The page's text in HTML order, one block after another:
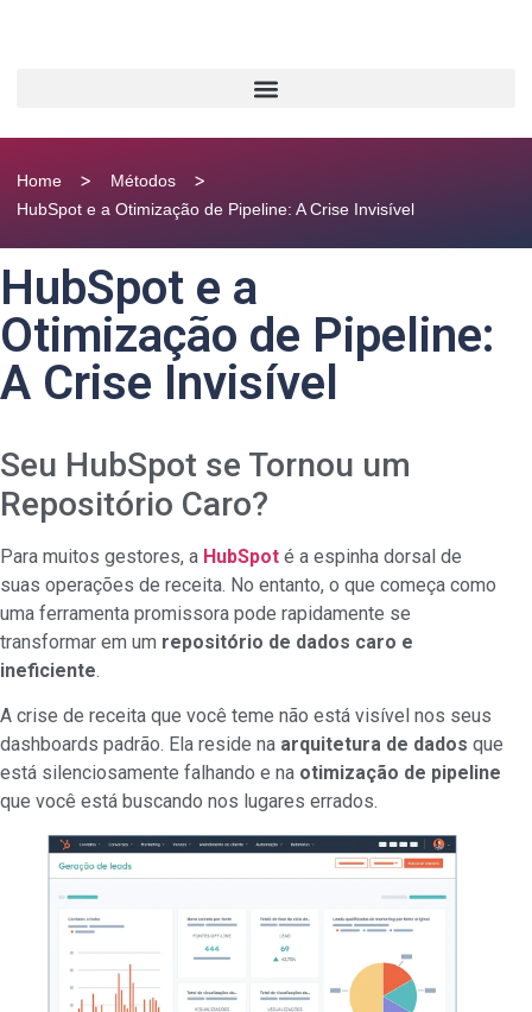
Home > Métodos >
HubSpot e a Otimização de Pipeline: A Crise Invisível
HubSpot e a
Otimização de Pipeline:
A Crise Invisível
Seu HubSpot se Tornou um
Repositório Caro?
Para muitos gestores, a HubSpot é a espinha dorsal de
suas operações de receita. No entanto, o que começa como
uma ferramenta promissora pode rapidamente se
transformar em um repositório de dados caro e
ineficiente.
A crise de receita que você teme não está visível nos seus
dashboards padrão. Ela reside na arquitetura de dados que
está silenciosamente falhando e na otimização de pipeline
que você está buscando nos lugares errados.